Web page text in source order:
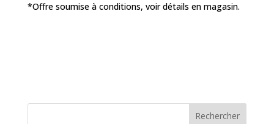
*Offre soumise à conditions, voir détails en magasin.